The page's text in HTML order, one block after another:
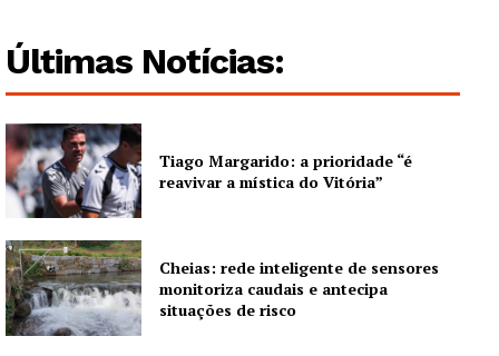
Últimas Notícias:
Tiago Margarido: a prioridade “é
reavivar a mística do Vitória”
Cheias: rede inteligente de sensores
monitoriza caudais e antecipa
situações de risco